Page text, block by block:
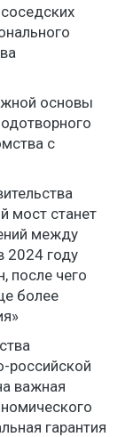
основы
с
мост станет
между
2024 году
после чего
более
российской
важная
гарантия